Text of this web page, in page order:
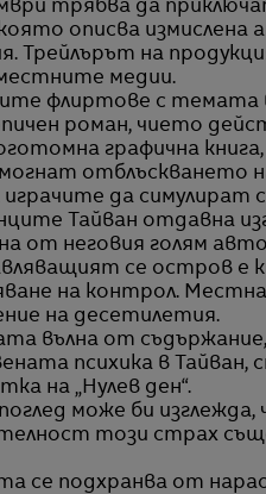
трябва да
описва
Трейлърът на
медии.
флиртове с темата
роман, чието
графична
отблъскването
играчите да
Тайван отдавна
от неговия голям
се остров е
на контрол.
на десетилетия.
вълна от
психика в Тайван,
на „Нулев ден“.
може би
този страх
се подхранва от